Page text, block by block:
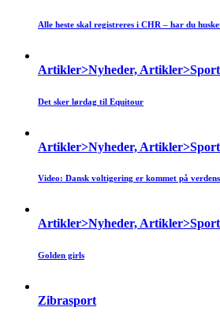
Alle heste skal registreres i CHR – har du
Artikler>Nyheder, Artikler>Sport
Det sker lørdag til Equitour
Artikler>Nyheder, Artikler>Sport
Video: Dansk voltigering er kommet på
Artikler>Nyheder, Artikler>Sport
Golden girls
Zibrasport